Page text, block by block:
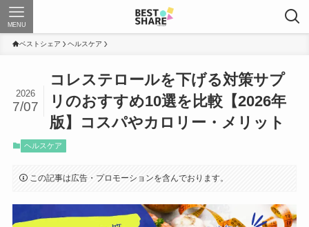
MENU
ベストシェア ヘルスケア
コレステロールを下げる対策サプ
リのおすすめ10選を比較【2026年
版】コスパやカロリー・メリット
2026
7/07
ヘルスケア
この記事は広告・プロモーションを含んでおります。